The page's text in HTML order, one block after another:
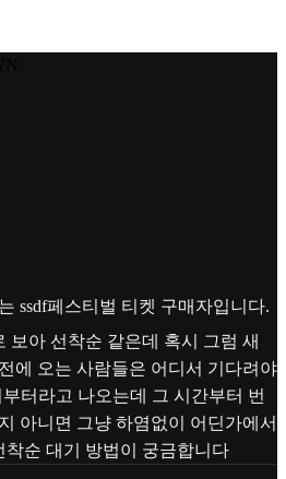
ssdf페스티벌 티켓 구매자입니다.
보아 선착순 같은데 혹시 그럼 새
에 오는 사람들은 어디서 기다려야
터라고 나오는데 그 시간부터 번
아니면 그냥 하염없이 어딘가에서
순 대기 방법이 궁금합니다